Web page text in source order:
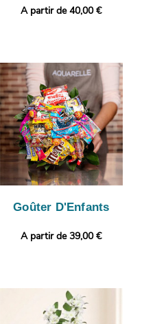
A partir de 40,00 €
Goûter D'Enfants
A partir de 39,00 €